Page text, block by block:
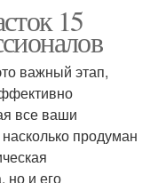
15
важный этап,
все ваши
продуман
но и его